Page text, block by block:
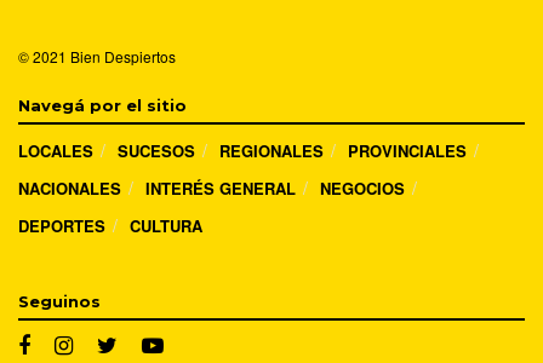
© 2021 Bien Despiertos
Navegá por el sitio
LOCALES SUCESOS REGIONALES
PROVINCIALES
NACIONALES
INTERÉS GENERAL
NEGOCIOS
DEPORTES
CULTURA
Seguinos